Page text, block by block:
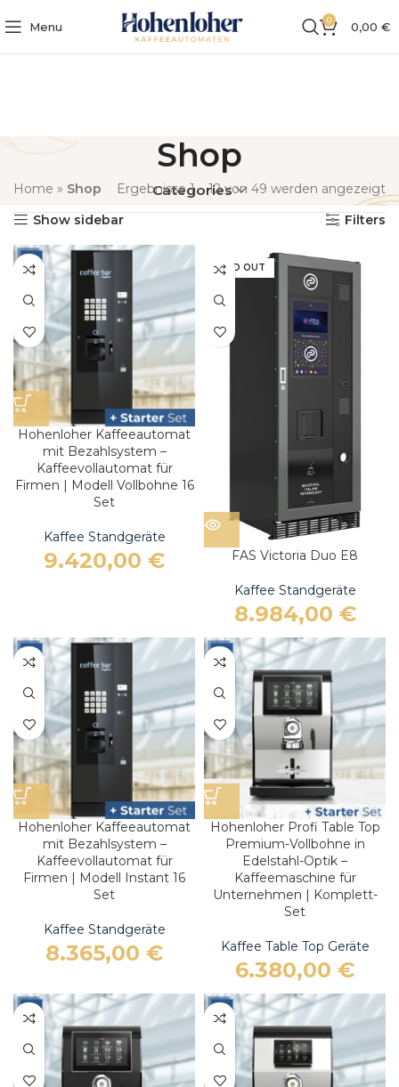
Menu 0 0,00 €
Shop
Categories
Home » Shop
Ergebnisse 1 – 12 von 49 werden angezeigt
Show sidebar
Filters
Hohenloher Kaffeeautomat
mit Bezahlsystem –
Kaffeevollautomat für
Firmen | Modell Vollbohne 16
Set
Kaffee Standgeräte
9.420,00 €
SOLD OUT
FAS Victoria Duo E8
Kaffee Standgeräte
8.984,00 €
Hohenloher Kaffeeautomat
mit Bezahlsystem –
Kaffeevollautomat für
Firmen | Modell Instant 16
Set
Kaffee Standgeräte
8.365,00 €
Hohenloher Profi Table Top
Premium-Vollbohne in
Edelstahl-Optik –
Kaffeemaschine für
Unternehmen | Komplett-
Set
Kaffee Table Top Geräte
6.380,00 €